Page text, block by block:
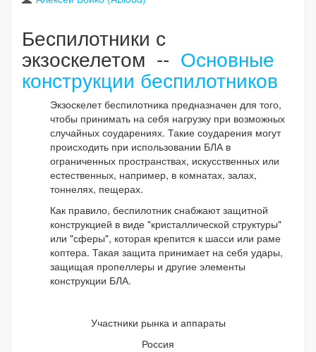
Беспилотники с
экзоскелетом -- Основные
конструкции беспилотников
Экзоскелет беспилотника предназначен для того,
чтобы принимать на себя нагрузку при возможных
случайных соударениях. Такие соударения могут
происходить при использовании БЛА в
ограниченных пространствах, искусственных или
естественных, например, в комнатах, залах,
тоннелях, пещерах.
Как правило, беспилотник снабжают защитной
конструкцией в виде "кристаллической структуры"
или "сферы", которая крепится к шасси или раме
коптера. Такая защита принимает на себя удары,
защищая пропеллеры и другие элементы
конструкции БЛА.
Участники рынка и аппараты
Россия